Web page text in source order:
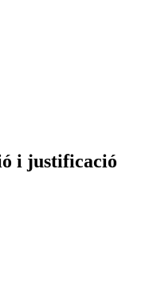
i justificació